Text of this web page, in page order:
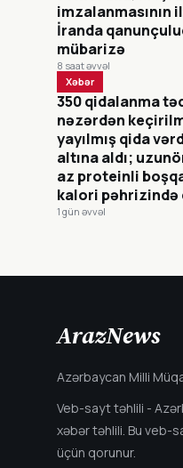
imzalanmasının
İranda
mübarizə
8 saat əvvəl
Xəbər
350 qidalanma
nəzərdən
yayılmış qida
altına aldı;
az proteinli
kalori pəhrizində
1 gün əvvəl
ArazNews
Azərbaycan Milli
Veb-sayt təhlili -
xəbər təhlili. Bu veb-
üçün qorunur.